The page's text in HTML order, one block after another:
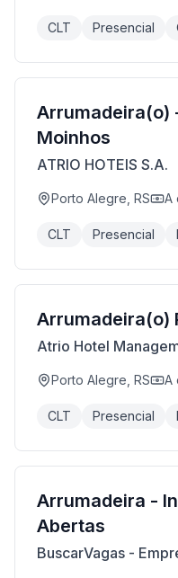
CLT Presencial
Arrumadeira(o)
Moinhos
ATRIO HOTEIS S.A.
Porto Alegre, RS A
CLT Presencial
Arrumadeira(o)
Atrio Hotel
Porto Alegre, RS A
CLT Presencial
Arrumadeira -
Abertas
BuscarVagas -